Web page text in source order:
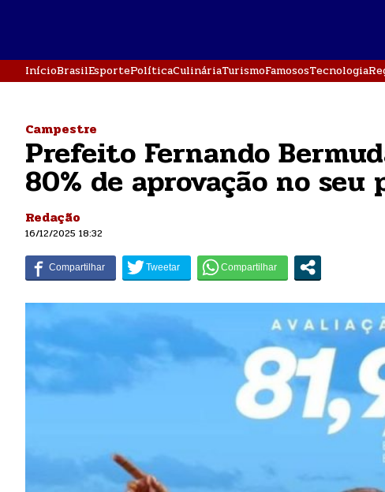
InícioBrasilEsportePolíticaCulináriaTurismoFamososTecnologia
Campestre
Prefeito Fernando
80% de aprovação no
Redação
16/12/2025 18:32